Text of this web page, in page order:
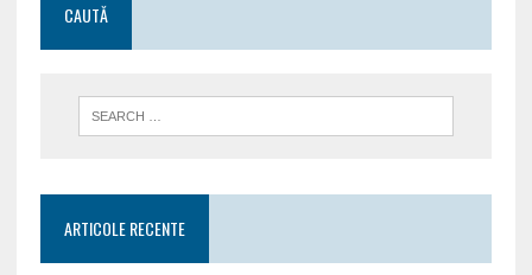
CAUTĂ
ARTICOLE RECENTE